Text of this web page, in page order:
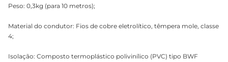
Peso: 0,3kg (para 10 metros);
Material do condutor: Fios de cobre eletrolítico, têmpera mole, classe
4;
Isolação: Composto termoplástico polivinílico (PVC) tipo BWF